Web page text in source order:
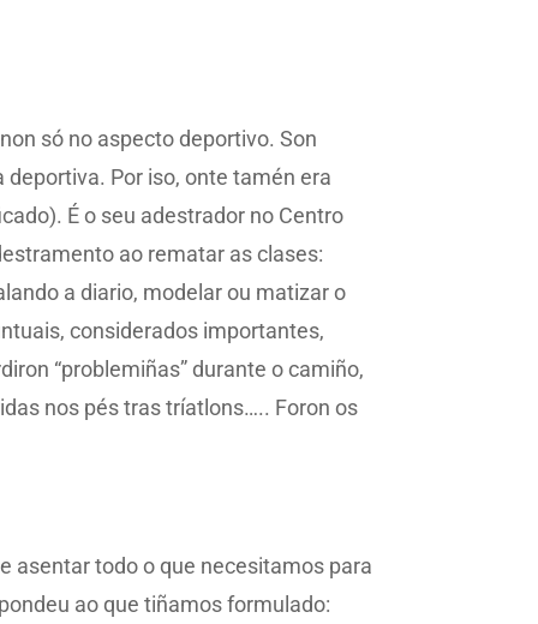
só no aspecto deportivo. Son
Por iso, onte tamén era
É o seu adestrador no Centro
ao rematar as clases:
a diario, modelar ou matizar o
considerados importantes,
“problemiñas” durante o camiño,
nos pés tras tríatlons….. Foron os
asentar todo o que necesitamos para
ao que tiñamos formulado: